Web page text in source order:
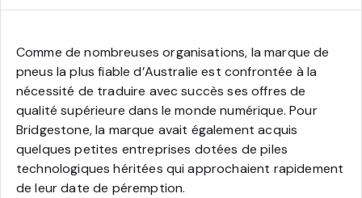
Comme de nombreuses organisations, la marque de
pneus la plus fiable d’Australie est confrontée à la
nécessité de traduire avec succès ses offres de
qualité supérieure dans le monde numérique. Pour
Bridgestone, la marque avait également acquis
quelques petites entreprises dotées de piles
technologiques héritées qui approchaient rapidement
de leur date de péremption.